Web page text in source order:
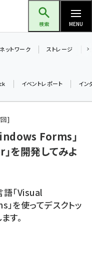
検索 MENU
いた勝利の絆～ (2315)
ネットワーク ストレージ
イベントレポート イン
回
Forms」
を開発してみよ
語「Visual
を使ってデスクトッ
す。